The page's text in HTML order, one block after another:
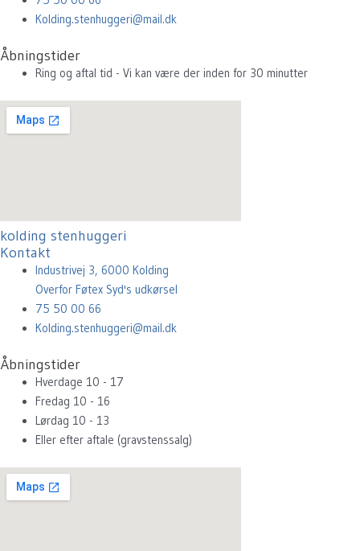
Kolding.stenhuggeri@mail.dk
Åbningstider
Ring og aftal tid - Vi kan være der inden for 30 minutter
kolding stenhuggeri
Kontakt
Industrivej 3, 6000 Kolding
Overfor Føtex Syd's udkørsel
75 50 00 66
Kolding.stenhuggeri@mail.dk
Åbningstider
Hverdage 10 - 17
Fredag 10 - 16
Lørdag 10 - 13
Eller efter aftale (gravstenssalg)